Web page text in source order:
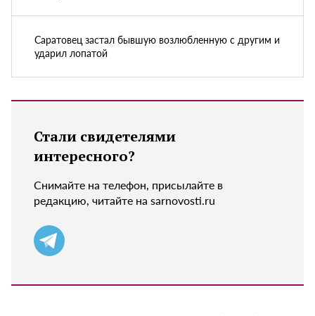
Саратовец застал бывшую возлюбленную с другим и
ударил лопатой
Стали свидетелями
интересного?
Снимайте на телефон, присылайте в
редакцию, читайте на sarnovosti.ru